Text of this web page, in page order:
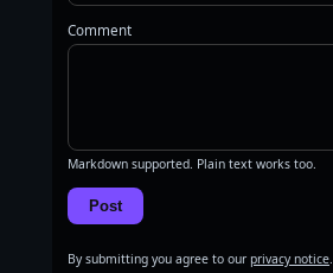
Comment
Markdown supported. Plain text works too.
Post
By submitting you agree to our privacy notice.